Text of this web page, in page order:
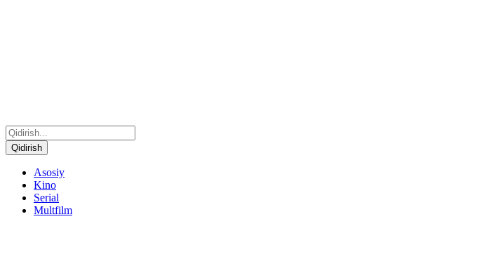
Qidirish
Asosiy
Kino
Serial
Multfilm